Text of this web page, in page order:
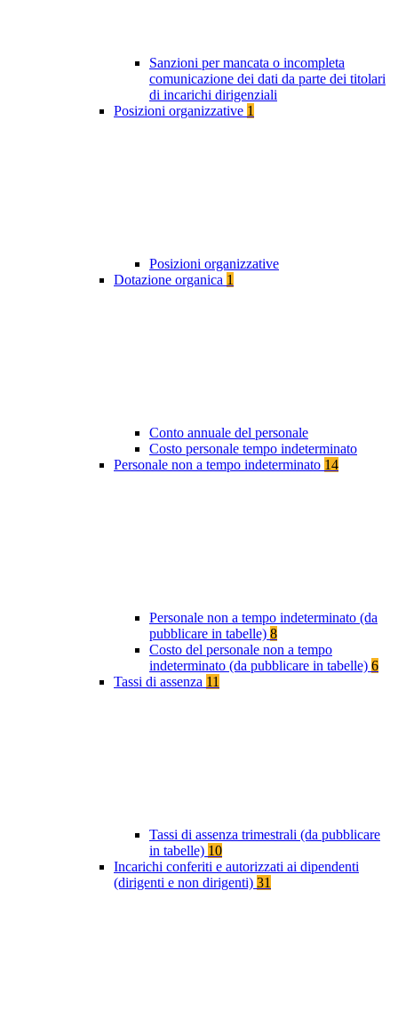
Sanzioni per mancata o incompleta
comunicazione dei dati da parte dei titolari
di incarichi dirigenziali
Posizioni organizzative 1
Posizioni organizzative
Dotazione organica 1
Conto annuale del personale
Costo personale tempo indeterminato
Personale non a tempo indeterminato 14
Personale non a tempo indeterminato (da
pubblicare in tabelle) 8
Costo del personale non a tempo
indeterminato (da pubblicare in tabelle) 6
Tassi di assenza 11
Tassi di assenza trimestrali (da pubblicare
in tabelle) 10
Incarichi conferiti e autorizzati ai dipendenti
(dirigenti e non dirigenti) 31